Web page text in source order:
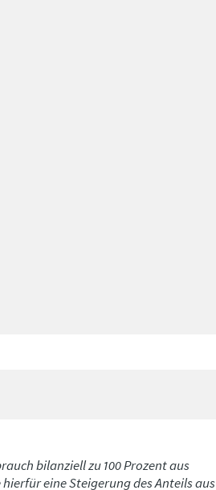
bilanziell zu 100 Prozent aus
eine Steigerung des Anteils aus